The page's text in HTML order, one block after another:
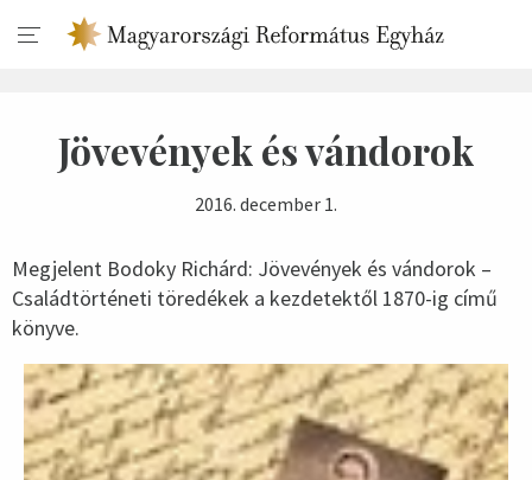
Jövevények és vándorok
2016. december 1.
Megjelent Bodoky Richárd: Jövevények és vándorok –
Családtörténeti töredékek a kezdetektől 1870-ig című
könyve.